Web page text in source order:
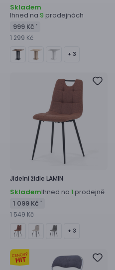
Skladem
Ihned na 9 prodejnách
999 Kč *
1 299 Kč
+ 3
Jídelní židle LAMIN
SklademIhned na 1 prodejně
1 099 Kč *
1 549 Kč
+ 3